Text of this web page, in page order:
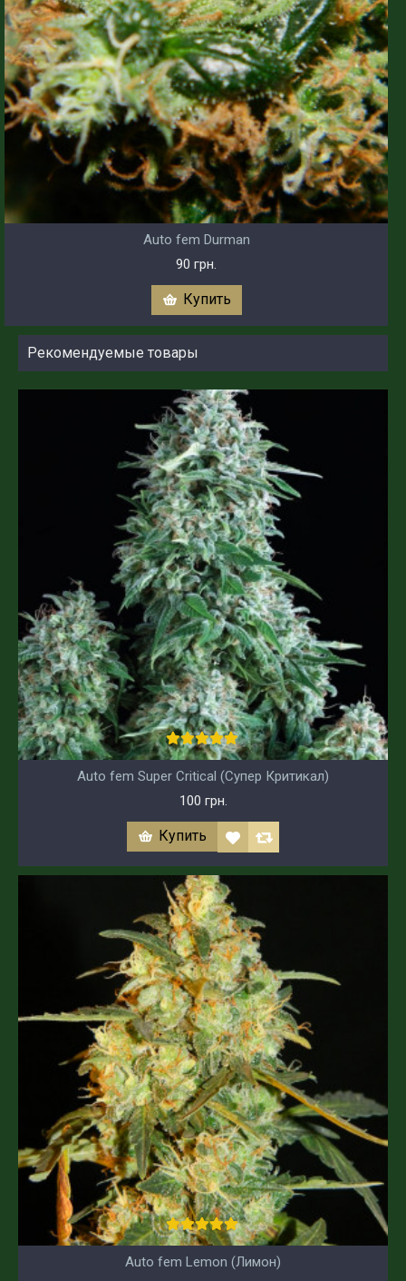
Auto fem Durman
90 грн.
Купить
Рекомендуемые товары
Auto fem Super Critical (Супер Критикал)
100 грн.
Купить
Auto fem Lemon (Лимон)